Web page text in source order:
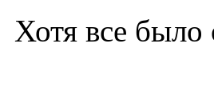
Хотя все было